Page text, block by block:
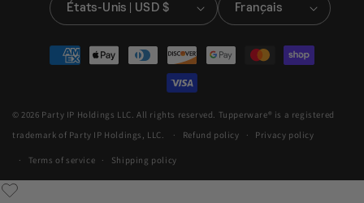
États-Unis | USD $ Français
Moyens
© 2026 Party IP Holdings LLC. All rights reserved. Tupperware® is a registered
trademark of Party IP Holdings, LLC.
Refund policy Privacy policy
Terms of service Shipping policy